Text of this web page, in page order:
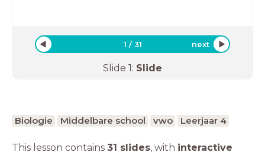
1 /31 next
Slide 1: Slide
Biologie Middelbare school vwo Leerjaar 4
This lesson contains 31 slides, with interactive